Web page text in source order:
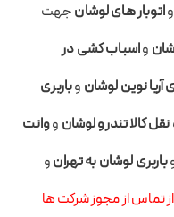
واتوبار های لوشانجهت
واسباب کشی در
آریا نوین لوشان وباربری
کالا تندرو لوشان ووانت
باربری لوشان به تهرانو
تماس از مجوز شرکت ها